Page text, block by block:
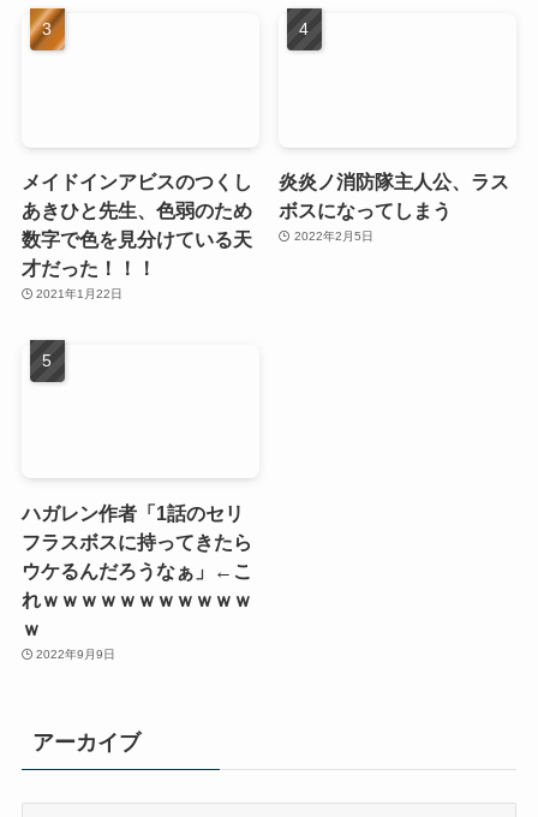
メイドインアビスのつくし
あきひと先生、色弱のため
数字で色を見分けている天
才だった！！！
2021年1月22日
炎炎ノ消防隊主人公、ラス
ボスになってしまう
2022年2月5日
ハガレン作者「1話のセリ
フラスボスに持ってきたら
ウケるんだろうなぁ」←こ
れｗｗｗｗｗｗｗｗｗｗｗ
ｗ
2022年9月9日
アーカイブ